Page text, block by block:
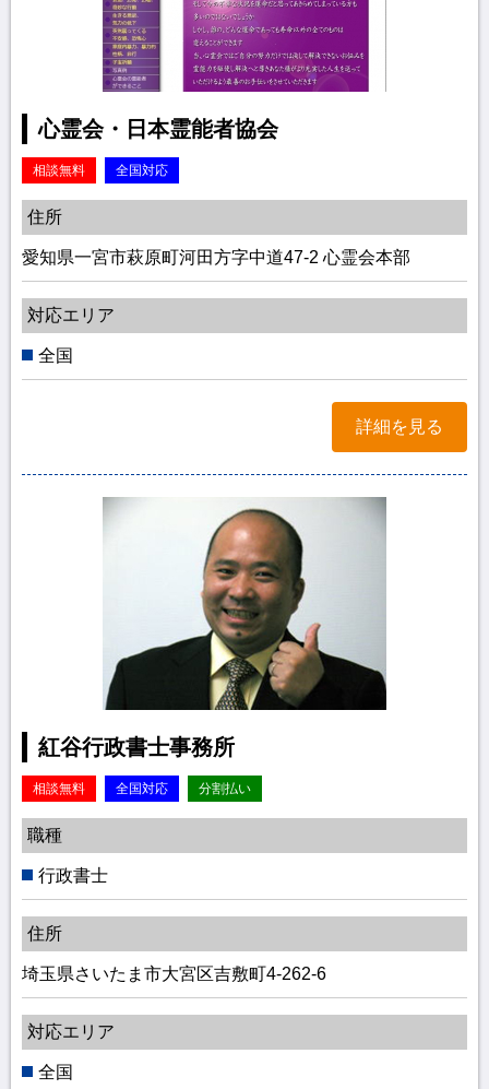
心霊会・日本霊能者協会
相談無料 全国対応
住所
愛知県一宮市萩原町河田方字中道47-2 心霊会本部
対応エリア
全国
詳細を見る
紅谷行政書士事務所
相談無料 全国対応 分割払い
職種
行政書士
住所
埼玉県さいたま市大宮区吉敷町4-262-6
対応エリア
全国